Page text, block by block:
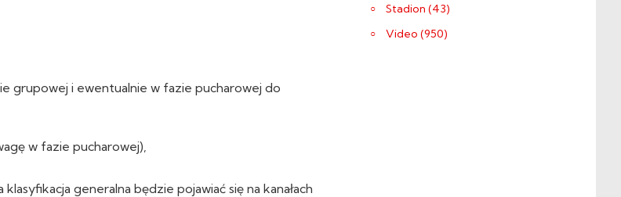
grupowej i ewentualnie w fazie pucharowej do
w fazie pucharowej),
generalna będzie pojawiać się na kanałach
Stadion (43)
Video (950)